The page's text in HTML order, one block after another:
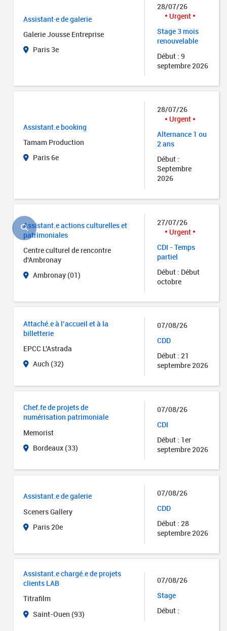
Assistant·e de galerie
Galerie Jousse Entreprise
Paris 3e
28/07/26
Urgent
Stage 3 mois
renouvelable
Début : 9
septembre 2026
Assistant.e booking
Tamam Production
Paris 6e
28/07/26
Urgent
Alternance 1 ou
2 ans
Début :
Septembre
2026
Assistant.e actions culturelles et
patrimoniales
Centre culturel de rencontre
d'Ambronay
Ambronay (01)
27/07/26
Urgent
CDI - Temps
partiel
Début : Début
octobre
Attaché.e à l’accueil et à la
billetterie
EPCC L'Astrada
Auch (32)
07/08/26
CDD
Début : 21
septembre 2026
Chef.fe de projets de
numérisation patrimoniale
Memorist
Bordeaux (33)
07/08/26
CDI
Début : 1er
septembre 2026
Assistant.e de galerie
Sceners Gallery
Paris 20e
07/08/26
CDD
Début : 28
septembre 2026
Assistant.e chargé.e de projets
clients LAB
Titrafilm
Saint-Ouen (93)
07/08/26
Stage
Début :